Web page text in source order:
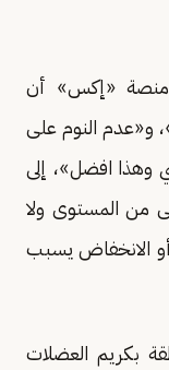
منصة «إكس» أن
و«عدم النوم على
افضل»، إلى
من المستوى ولا
الانخفاض يسبب
بكريم العضلات